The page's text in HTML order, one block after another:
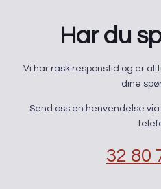
Har du
​Vi har rask responstid og er
dine
Send oss en henvendelse
32 80